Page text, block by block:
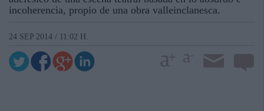
incoherencia, propio de una obra valleinclanesca.
24 SEP 2014 / 11:02 H.